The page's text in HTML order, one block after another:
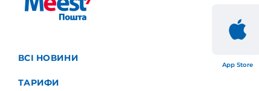
ВСІ НОВИНИ
ТАРИФИ
App Store